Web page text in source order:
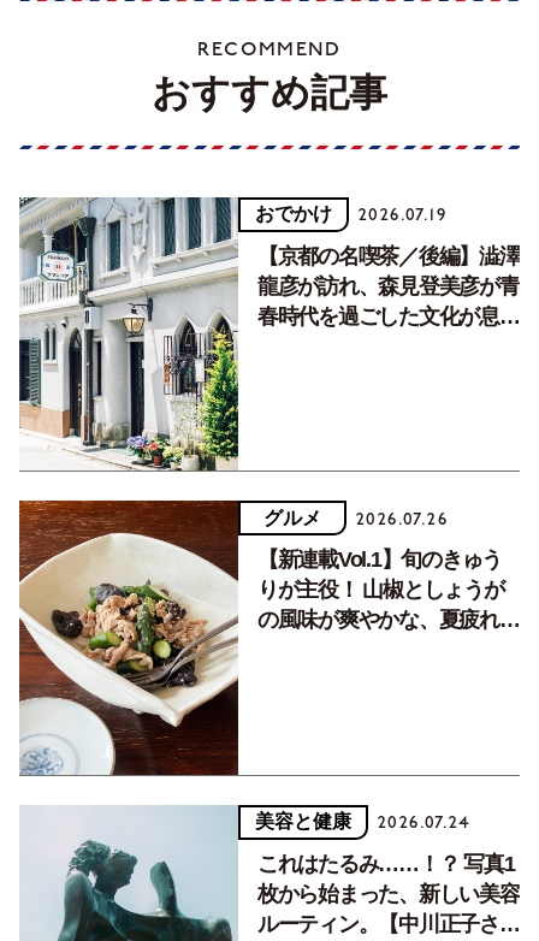
RECOMMEND
おすすめ記事
おでかけ 2026.07.19
【京都の名喫茶／後編】澁澤
龍彦が訪れ、森見登美彦が青
春時代を過ごした文化が息づ
グルメ 2026.07.26
【新連載Vol.1】旬のきゅう
りが主役！ 山椒としょうが
の風味が爽やかな、夏疲れを
美容と健康 2026.07.24
これはたるみ……！？ 写真1
枚から始まった、新しい美容
ルーティン。【中川正子さん